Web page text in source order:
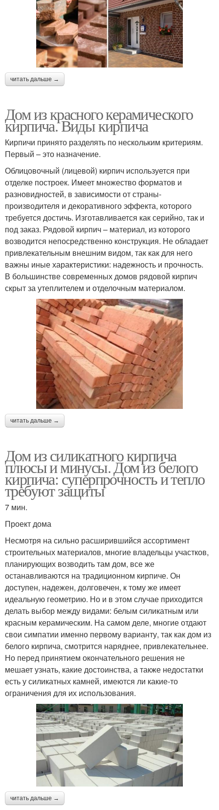
читать дальше →
Дом из красного керамического
кирпича. Виды кирпича
Кирпичи принято разделять по нескольким критериям.
Первый – это назначение.
Облицовочный (лицевой) кирпич используется при
отделке построек. Имеет множество форматов и
разновидностей, в зависимости от страны-
производителя и декоративного эффекта, которого
требуется достичь. Изготавливается как серийно, так и
под заказ. Рядовой кирпич – материал, из которого
возводится непосредственно конструкция. Не обладает
привлекательным внешним видом, так как для него
важны иные характеристики: надежность и прочность.
В большинстве современных домов рядовой кирпич
скрыт за утеплителем и отделочным материалом.
читать дальше →
Дом из силикатного кирпича
плюсы и минусы. Дом из белого
кирпича: суперпрочность и тепло
требуют защиты
7 мин.
Проект дома
Несмотря на сильно расширившийся ассортимент
строительных материалов, многие владельцы участков,
планирующих возводить там дом, все же
останавливаются на традиционном кирпиче. Он
доступен, надежен, долговечен, к тому же имеет
идеальную геометрию. Но и в этом случае приходится
делать выбор между видами: белым силикатным или
красным керамическим. На самом деле, многие отдают
свои симпатии именно первому варианту, так как дом из
белого кирпича, смотрится наряднее, привлекательнее.
Но перед принятием окончательного решения не
мешает узнать, какие достоинства, а также недостатки
есть у силикатных камней, имеются ли какие-то
ограничения для их использования.
читать дальше →